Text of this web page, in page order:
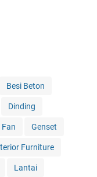
Besi Beton
Dinding
Fan Genset
Furniture
Lantai